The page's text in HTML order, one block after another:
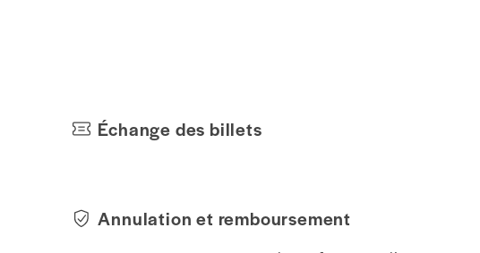
Échange des billets
Annulation et remboursement